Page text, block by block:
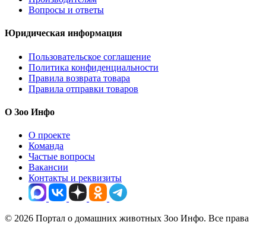
Вопросы и ответы
Юридическая информация
Пользовательское соглашение
Политика конфиденциальности
Правила возврата товара
Правила отправки товаров
О Зоо Инфо
О проекте
Команда
Частые вопросы
Вакансии
Контакты и реквизиты
© 2026 Портал о домашних животных Зоо Инфо. Все права